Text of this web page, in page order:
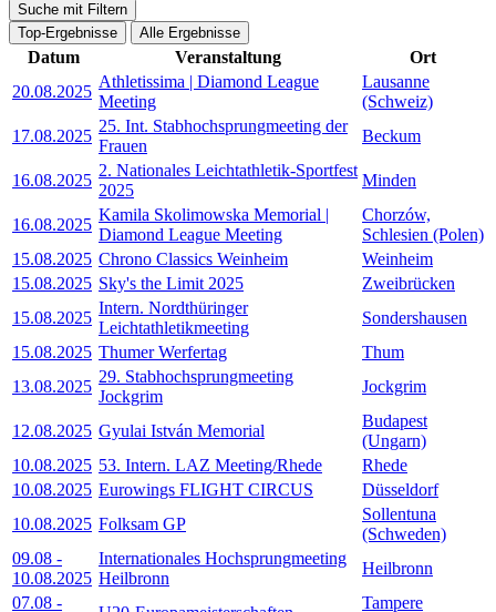
Suche mit Filtern
Top-Ergebnisse
Alle Ergebnisse
Datum Veranstaltung
Ort
20.08.2025
Athletissima | Diamond League
Meeting
Lausanne
(Schweiz)
17.08.2025
25. Int. Stabhochsprungmeeting der
Frauen
Beckum
16.08.2025
2. Nationales Leichtathletik-Sportfest
2025
Minden
16.08.2025
Kamila Skolimowska Memorial |
Diamond League Meeting
Chorzów,
Schlesien (Polen)
15.08.2025 Chrono Classics Weinheim
Weinheim
15.08.2025 Sky's the Limit 2025
Zweibrücken
15.08.2025
Intern. Nordthüringer
Leichtathletikmeeting
Sondershausen
15.08.2025 Thumer Werfertag
Thum
13.08.2025
29. Stabhochsprungmeeting
Jockgrim
Jockgrim
12.08.2025 Gyulai István Memorial
Budapest
(Ungarn)
10.08.2025 53. Intern. LAZ Meeting/Rhede
Rhede
10.08.2025 Eurowings FLIGHT CIRCUS
Düsseldorf
10.08.2025 Folksam GP
Sollentuna
(Schweden)
09.08 -
10.08.2025
Internationales Hochsprungmeeting
Heilbronn
Heilbronn
07.08 -
Tampere